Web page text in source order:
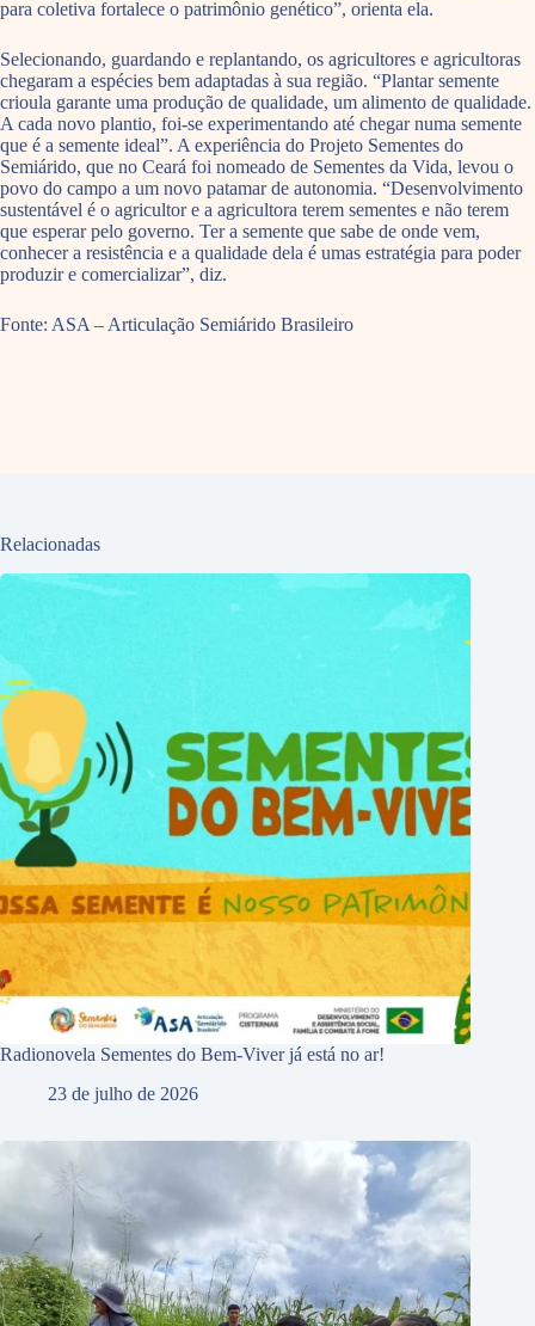
para coletiva fortalece o patrimônio genético”, orienta ela.
Selecionando, guardando e replantando, os agricultores e agricultoras
chegaram a espécies bem adaptadas à sua região. “Plantar semente
crioula garante uma produção de qualidade, um alimento de qualidade.
A cada novo plantio, foi-se experimentando até chegar numa semente
que é a semente ideal”. A experiência do Projeto Sementes do
Semiárido, que no Ceará foi nomeado de Sementes da Vida, levou o
povo do campo a um novo patamar de autonomia. “Desenvolvimento
sustentável é o agricultor e a agricultora terem sementes e não terem
que esperar pelo governo. Ter a semente que sabe de onde vem,
conhecer a resistência e a qualidade dela é umas estratégia para poder
produzir e comercializar”, diz.
Fonte: ASA – Articulação Semiárido Brasileiro
Relacionadas
Radionovela Sementes do Bem-Viver já está no ar!
23 de julho de 2026